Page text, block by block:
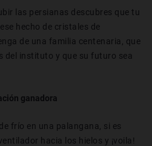
las persianas descubres que tu
hecho de cristales de
de una familia centenaria, que
del instituto y que su futuro sea
ganadora
frío en una palangana, si es
hacia los hielos y ¡voila!